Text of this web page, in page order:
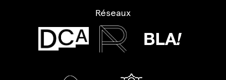
Réseaux